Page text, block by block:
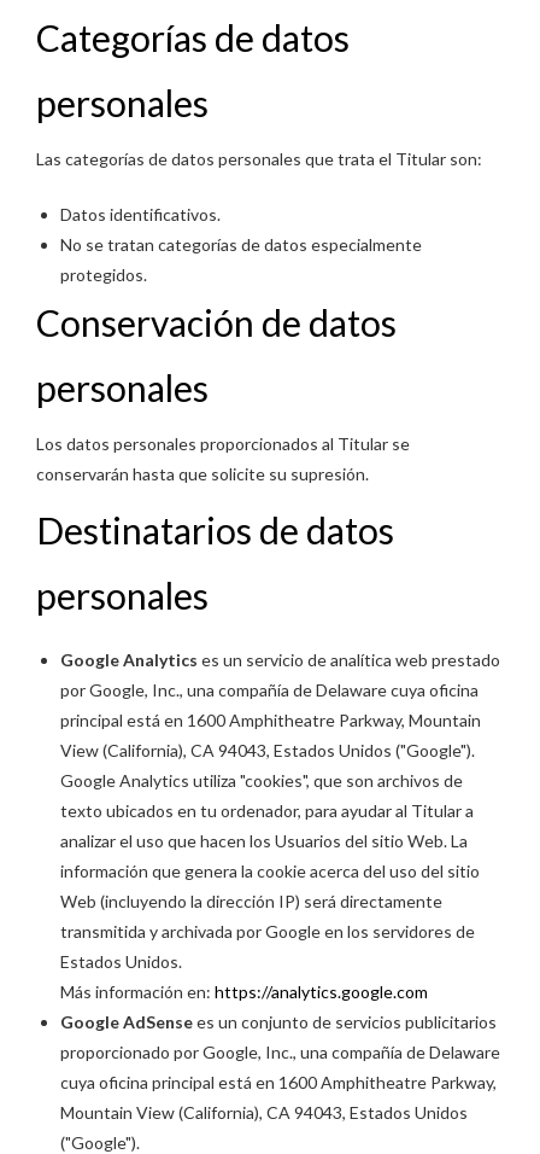
Categorías de datos
personales
Las categorías de datos personales que trata el Titular son:
Datos identificativos.
No se tratan categorías de datos especialmente
protegidos.
Conservación de datos
personales
Los datos personales proporcionados al Titular se
conservarán hasta que solicite su supresión.
Destinatarios de datos
personales
Google Analytics es un servicio de analítica web prestado
por Google, Inc., una compañía de Delaware cuya oficina
principal está en 1600 Amphitheatre Parkway, Mountain
View (California), CA 94043, Estados Unidos ("Google").
Google Analytics utiliza "cookies", que son archivos de
texto ubicados en tu ordenador, para ayudar al Titular a
analizar el uso que hacen los Usuarios del sitio Web. La
información que genera la cookie acerca del uso del sitio
Web (incluyendo la dirección IP) será directamente
transmitida y archivada por Google en los servidores de
Estados Unidos.
Más información en: https://analytics.google.com
Google AdSensees un conjunto de servicios publicitarios
proporcionado por Google, Inc., una compañía de Delaware
cuya oficina principal está en 1600 Amphitheatre Parkway,
Mountain View (California), CA 94043, Estados Unidos
("Google").